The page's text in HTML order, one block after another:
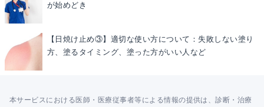
が始めどき
【日焼け止め③】適切な使い方について：失敗しない塗り
方、塗るタイミング、塗った方がいい人など
本サービスにおける医師・医療従事者等による情報の提供は、診断・治療